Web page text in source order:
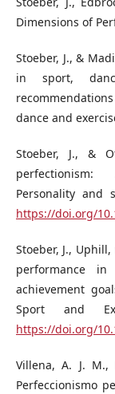
Dimensions of
Stoeber, J., &
in sport,
dance and
Stoeber, J., &
perfectionism:
Personality and
https://doi.org/
Stoeber, J.,
performance
achievement
Sport and
https://doi.org/
Villena, A. J. M.,
Perfeccionismo